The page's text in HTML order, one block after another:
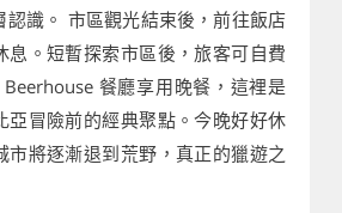
認識。 市區觀光結束後，前往飯店
息。短暫探索市區後，旅客可自費
Beerhouse 餐廳享用晚餐，這裡是
亞冒險前的經典聚點。今晚好好休
市將逐漸退到荒野，真正的獵遊之